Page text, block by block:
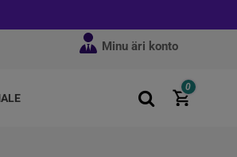
Minu äri konto
0